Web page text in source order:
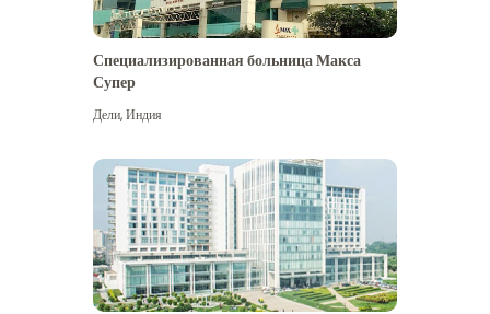
Специализированная больница Макса
Супер
Дели,Индия